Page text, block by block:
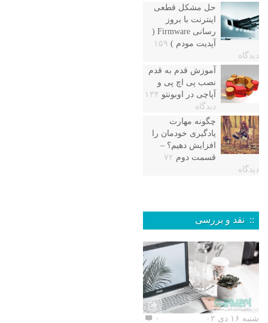
حل مشکل قطعی
اینترنت با بروز
رسانی Firmware (
آپدیت مودم ) ۱۵۹
دیدگاه
آموزش قدم به قدم
نصب پی اچ پی و
آپاچی در اوبونتو ۱۳۴
دیدگاه
چگونه مهارت
یادگیری خودمان را
افزایش دهیم؟ –
قسمت دوم ۷۲
دیدگاه
:: نقد و بررسی
شنبه ۱۶ دی ۰۲ ۰